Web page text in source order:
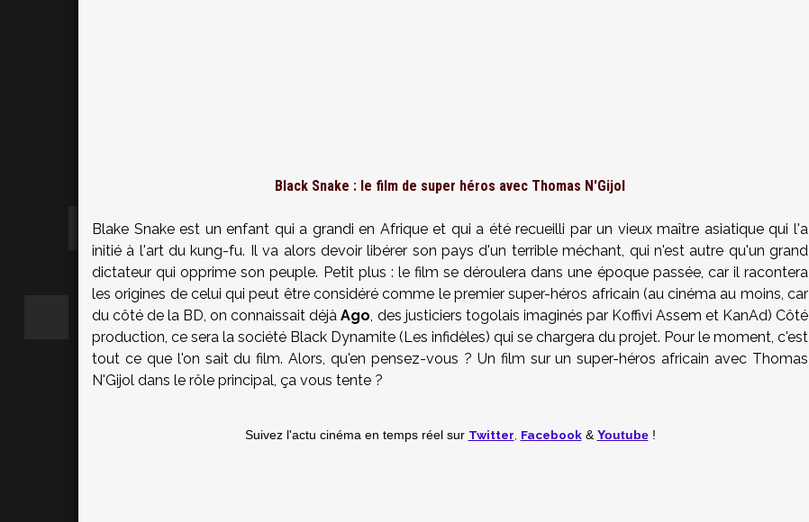
Black Snake : le film de super héros avec Thomas N'Gijol
Blake Snake est un enfant qui a grandi en Afrique et qui a été recueilli par un vieux maître asiatique qui l'a
initié à l'art du kung-fu. Il va alors devoir libérer son pays d'un terrible méchant, qui n'est autre qu'un grand
dictateur qui opprime son peuple. Petit plus : le film se déroulera dans une époque passée, car il racontera
les origines de celui qui peut être considéré comme le premier super-héros africain (au cinéma au moins, car
du côté de la BD, on connaissait déjàAgo, des justiciers togolais imaginés par Koffivi Assem et KanAd) Côté
production, ce sera la société Black Dynamite (Les infidèles) qui se chargera du projet. Pour le moment, c'est
tout ce que l'on sait du film. Alors, qu'en pensez-vous ? Un film sur un super-héros africain avec Thomas
N'Gijol dans le rôle principal, ça vous tente ?
Suivez l'actu cinéma en temps réel sur Twitter Facebook& Youtube!